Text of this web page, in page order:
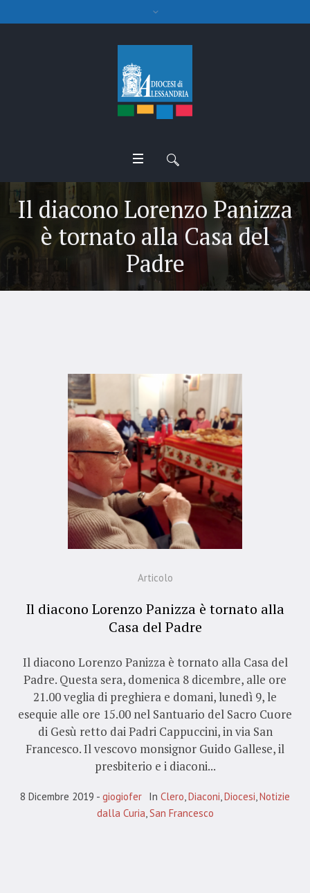
Il diacono Lorenzo Panizza
è tornato alla Casa del
Padre
Articolo
Il diacono Lorenzo Panizza è tornato alla
Casa del Padre
Il diacono Lorenzo Panizza è tornato alla Casa del
Padre. Questa sera, domenica 8 dicembre, alle ore
21.00 veglia di preghiera e domani, lunedì 9, le
esequie alle ore 15.00 nel Santuario del Sacro Cuore
di Gesù retto dai Padri Cappuccini, in via San
Francesco. Il vescovo monsignor Guido Gallese, il
presbiterio e i diaconi...
8 Dicembre 2019 giogiofer In Clero Diaconi Diocesi Notizie
dalla Curia San Francesco